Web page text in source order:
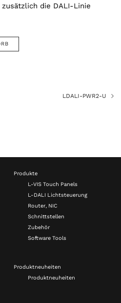
die DALI-Linie
LDALI-PWR2-U
Produkte
L-VIS Touch Panels
L-DALI Lichtsteuerung
Router, NIC
Schnittstellen
Zubehör
Software Tools
Produktneuheiten
Produktneuheiten